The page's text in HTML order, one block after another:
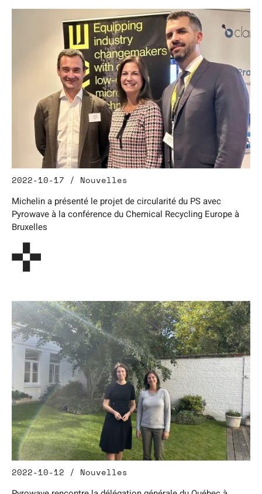
2022-10-17 / Nouvelles
Michelin a présenté le projet de circularité du PS avec
Pyrowave à la conférence du Chemical Recycling Europe à
Bruxelles
2022-10-12 / Nouvelles